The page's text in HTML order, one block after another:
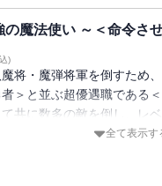
の魔法使い ～＜命令さ
)
将・魔弾将軍を倒すため
者＞と並ぶ超優遇職である
共に数多の敵を倒し、レ
と戦う仲間として鍛え上げ
全て表示す